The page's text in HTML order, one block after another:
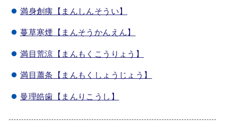
満身創痍【まんしんそうい】
蔓草寒煙【まんそうかんえん】
満目荒涼【まんもくこうりょう】
満目蕭条【まんもくしょうじょう】
曼理皓歯【まんりこうし】